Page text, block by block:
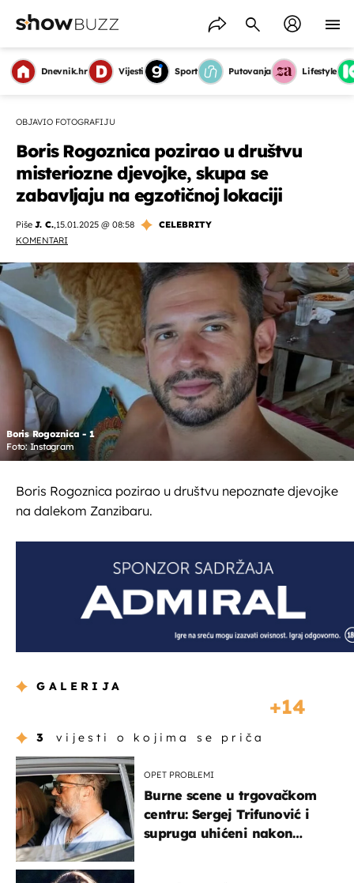
Dnevnik.hr Vijesti Sport Putovanja Lifestyle
OBJAVIO FOTOGRAFIJU
Boris Rogoznica pozirao u društvu
misteriozne djevojke, skupa se
zabavljaju na egzotičnoj lokaciji
Piše J. C.,15.01.2025 @ 08:58
CELEBRITY
KOMENTARI
Boris Rogoznica - 1
Foto: Instagram
Boris Rogoznica pozirao u društvu nepoznate djevojke
na dalekom Zanzibaru.
GALERIJA
14
3 vijesti o kojima se priča
OPET PROBLEMI
Burne scene u trgovačkom
centru: Sergej Trifunović i
supruga uhićeni nakon
OMOGUĆI OBAVIJESTI